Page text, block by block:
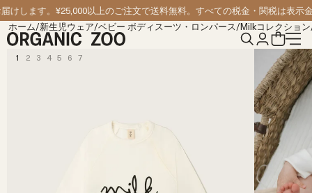
コンテンツへスキップ
します。¥25,000以上のご注文で送料無料。すべての税金・関税は表示金額
ホーム/新生児ウェア/ベビー ボディスーツ・ロンパース/Milkコレクション
1 2 3 4 5 6 7